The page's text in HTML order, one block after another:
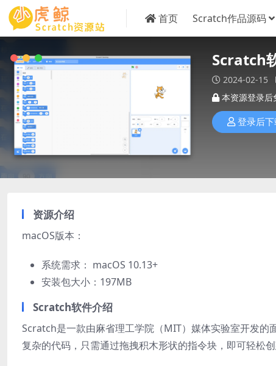
首页 Scratch作品源码
Scratch
2024-02-15
本资源登录后
登录后下
资源介绍
macOS版本：
系统需求： macOS 10.13+
安装包大小：197MB
Scratch软件介绍
Scratch是一款由麻省理工学院（MIT）媒体实验室开发的
复杂的代码，只需通过拖拽积木形状的指令块，即可轻松